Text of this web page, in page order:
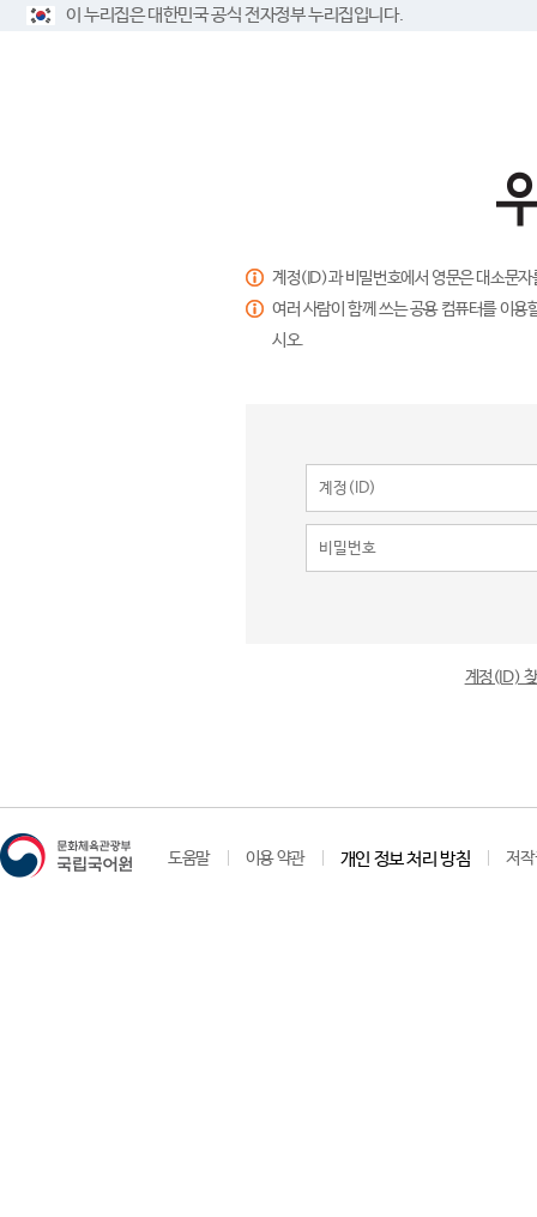
이 누리집은 대한민국 공식 전자정부 누리집입니다.
계정(ID)과 비밀번호에서 영문은 대소문
여러 사람이 함께 쓰는 공용 컴퓨터를 이
시오.
계정(ID)
도움말 이용 약관 개인 정보 처리 방침 저